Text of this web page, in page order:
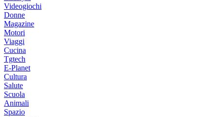
Videogiochi
Donne
Magazine
Motori
Viaggi
Cucina
Tgtech
E-Planet
Cultura
Salute
Scuola
Animali
Spazio